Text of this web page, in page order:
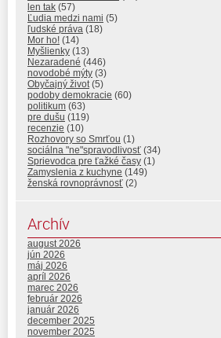
len tak (57)
Ľudia medzi nami (5)
ľudské práva (18)
Mor ho! (14)
Myšlienky (13)
Nezaradené (446)
novodobé mýty (3)
Obyčajný život (5)
podoby demokracie (60)
politikum (63)
pre dušu (119)
recenzie (10)
Rozhovory so Smrťou (1)
sociálna "ne"spravodlivosť (34)
Sprievodca pre ťažké časy (1)
Zamyslenia z kuchyne (149)
ženská rovnoprávnosť (2)
Archív
august 2026
jún 2026
máj 2026
apríl 2026
marec 2026
február 2026
január 2026
december 2025
november 2025